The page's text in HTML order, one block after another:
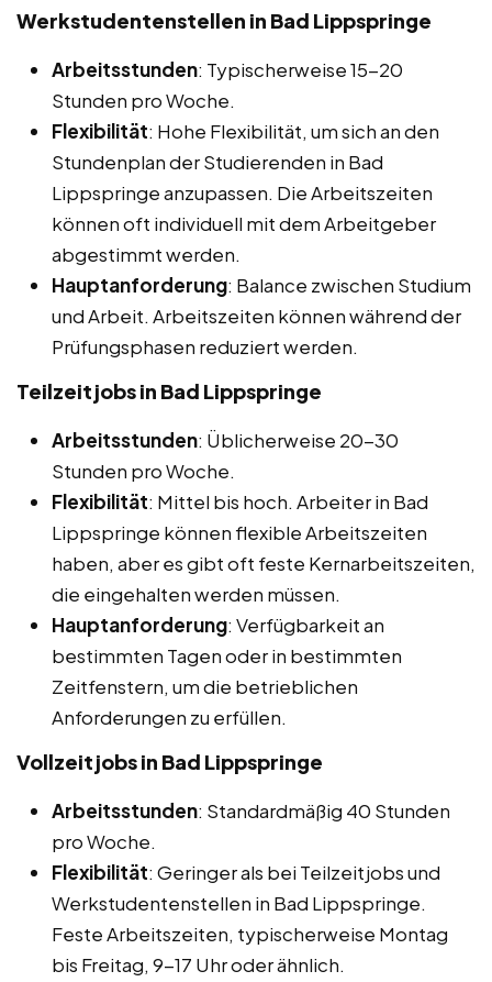
Werkstudentenstellen in Bad Lippspringe
Arbeitsstunden: Typischerweise 15-20
Stunden pro Woche.
Flexibilität: Hohe Flexibilität, um sich an den
Stundenplan der Studierenden in Bad
Lippspringe anzupassen. Die Arbeitszeiten
können oft individuell mit dem Arbeitgeber
abgestimmt werden.
Hauptanforderung: Balance zwischen Studium
und Arbeit. Arbeitszeiten können während der
Prüfungsphasen reduziert werden.
Teilzeitjobs in Bad Lippspringe
Arbeitsstunden: Üblicherweise 20-30
Stunden pro Woche.
Flexibilität: Mittel bis hoch. Arbeiter in Bad
Lippspringe können flexible Arbeitszeiten
haben, aber es gibt oft feste Kernarbeitszeiten,
die eingehalten werden müssen.
Hauptanforderung: Verfügbarkeit an
bestimmten Tagen oder in bestimmten
Zeitfenstern, um die betrieblichen
Anforderungen zu erfüllen.
Vollzeitjobs in Bad Lippspringe
Arbeitsstunden: Standardmäßig 40 Stunden
pro Woche.
Flexibilität: Geringer als bei Teilzeitjobs und
Werkstudentenstellen in Bad Lippspringe.
Feste Arbeitszeiten, typischerweise Montag
bis Freitag, 9-17 Uhr oder ähnlich.